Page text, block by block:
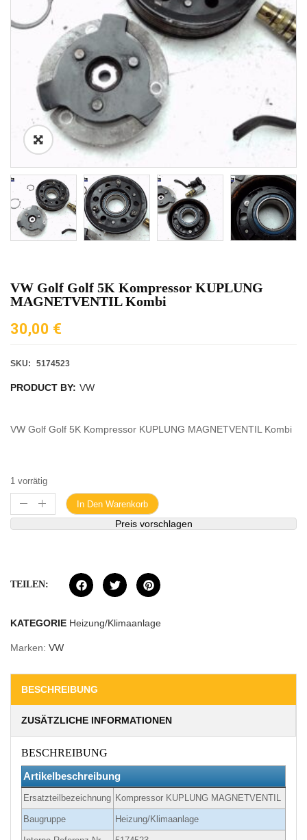
VW Golf Golf 5K Kompressor KUPLUNG
MAGNETVENTIL Kombi
30,00 €
SKU: 5174523
PRODUCT BY: VW
VW Golf Golf 5K Kompressor KUPLUNG MAGNETVENTIL Kombi
1 vorrätig
In Den Warenkorb
Preis vorschlagen
TEILEN:
KATEGORIE Heizung/Klimaanlage
Marken: VW
BESCHREIBUNG
ZUSÄTZLICHE INFORMATIONEN
BESCHREIBUNG
Artikelbeschreibung
Ersatzteilbezeichnung Kompressor KUPLUNG MAGNETVENTIL
Baugruppe Heizung/Klimaanlage